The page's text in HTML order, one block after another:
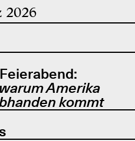
2026
Amerika
kommt